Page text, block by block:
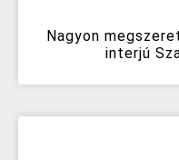
Nagyon
interjú